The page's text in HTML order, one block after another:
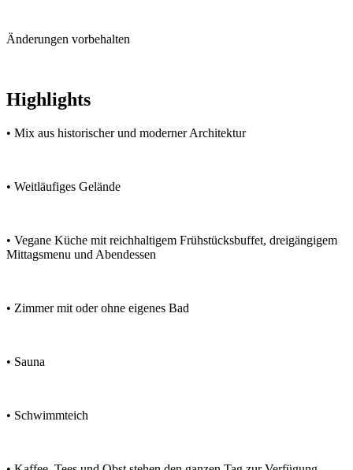
Änderungen vorbehalten
Highlights
• Mix aus historischer und moderner Architektur
• Weitläufiges Gelände
• Vegane Küche mit reichhaltigem Frühstücksbuffet, dreigängigem
Mittagsmenu und Abendessen
• Zimmer mit oder ohne eigenes Bad
• Sauna
• Schwimmteich